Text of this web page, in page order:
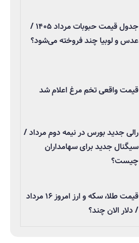
جدول قیمت حبوبات مرداد ۱۴۰۵ /
عدس و لوبیا چند فروخته می‌شود؟
قیمت واقعی تخم مرغ اعلام شد
رالی جدید بورس در نیمه دوم مرداد /
سیگنال جدید برای سهامداران
چیست؟
قیمت طلا، سکه و ارز امروز ۱۶ مرداد
/ دلار الان چند؟